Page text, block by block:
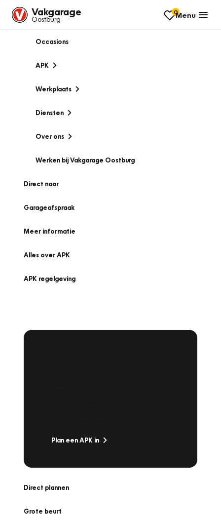
Vakgarage
Oostburg
0Menu
Occasions
APK
Werkplaats
Diensten
Over ons
Werken bij Vakgarage Oostburg
Direct naar
Garageafspraak
Meer informatie
Alles over APK
APK regelgeving
Plan een APK in
Direct plannen
Grote beurt